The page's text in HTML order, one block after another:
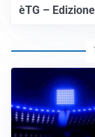
èTG –